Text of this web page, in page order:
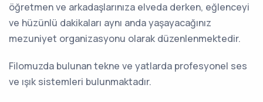
öğretmen ve arkadaşlarınıza elveda derken, eğlenceyi
ve hüzünlü dakikaları aynı anda yaşayacağınız
mezuniyet organizasyonu olarak düzenlenmektedir.
Filomuzda bulunan tekne ve yatlarda profesyonel ses
ve ışık sistemleri bulunmaktadır.